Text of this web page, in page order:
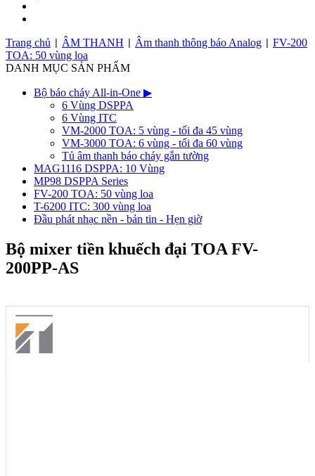
Trang chủ
ÂM THANH Âm thanh thông báo Analog
FV-200
TOA: 50 vùng loa
DANH MỤC SẢN PHẨM
Bộ báo cháy All-in-One ▶
6 Vùng DSPPA
6 Vùng ITC
VM-2000 TOA: 5 vùng - tối đa 45 vùng
VM-3000 TOA: 6 vùng - tối đa 60 vùng
Tủ âm thanh báo cháy gắn tường
MAG1116 DSPPA: 10 Vùng
MP98 DSPPA Series
FV-200 TOA: 50 vùng loa
T-6200 ITC: 300 vùng loa
Đầu phát nhạc nền - bản tin - Hẹn giờ
Bộ mixer tiền khuếch đại TOA FV-
200PP-AS